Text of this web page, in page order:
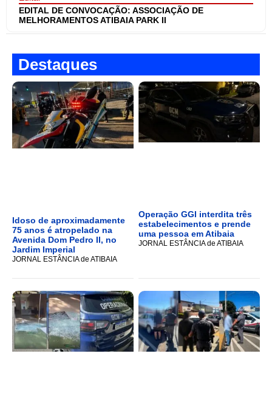
EDITAL DE CONVOCAÇÃO: ASSOCIAÇÃO DE
MELHORAMENTOS ATIBAIA PARK II
Destaques
Idoso de aproximadamente
75 anos é atropelado na
Avenida Dom Pedro II, no
Jardim Imperial
JORNAL ESTÂNCIA de ATIBAIA
Operação GGI interdita três
estabelecimentos e prende
uma pessoa em Atibaia
JORNAL ESTÂNCIA de ATIBAIA